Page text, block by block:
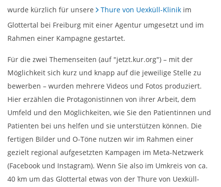
wurde kürzlich für unsere
Thure von Uexküll-Klinik im
Glottertal bei Freiburg mit einer Agentur umgesetzt und im
Rahmen einer Kampagne gestartet.
Für die zwei Themenseiten (auf "jetzt.kur.org") – mit der
Möglichkeit sich kurz und knapp auf die jeweilige Stelle zu
bewerben – wurden mehrere Videos und Fotos produziert.
Hier erzählen die Protagonistinnen von ihrer Arbeit, dem
Umfeld und den Möglichkeiten, wie Sie den Patientinnen und
Patienten bei uns helfen und sie unterstützen können. Die
fertigen Bilder und O-Töne nutzen wir im Rahmen einer
gezielt regional aufgesetzten Kampagen im Meta-Netzwerk
(Facebook und Instagram). Wenn Sie also im Umkreis von ca.
40 km um das Glottertal etwas von der Thure von Uexküll-